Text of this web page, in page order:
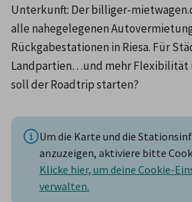
Unterkunft: Der billiger-
alle nahegelegenen
Rückgabestationen in Riesa. Für
Landpartien…und mehr Flexibilität
soll der Roadtrip starten?
Um die Karte und die
anzuzeigen, aktiviere bitte
Klicke hier, um deine Cookie-
verwalten.